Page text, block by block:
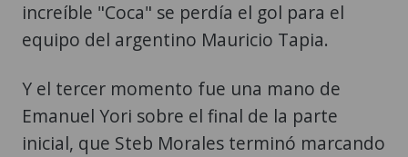
increíble "Coca" se perdía el gol para el
equipo del argentino Mauricio Tapia.
Y el tercer momento fue una mano de
Emanuel Yori sobre el final de la parte
inicial, que Steb Morales terminó marcando